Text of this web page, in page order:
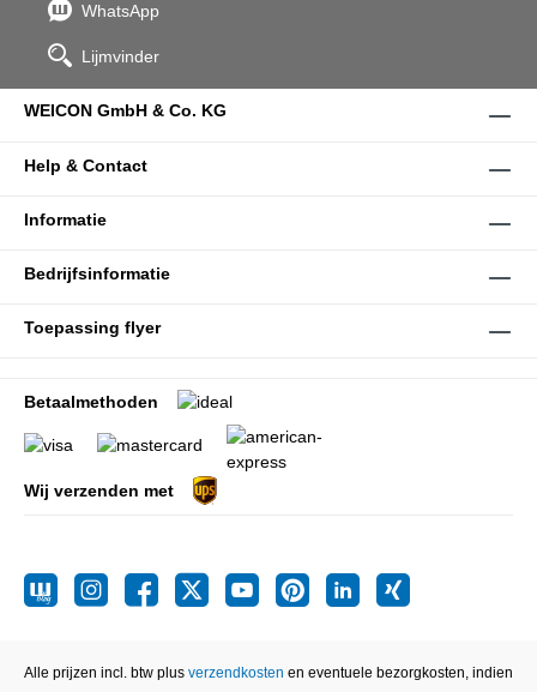
WhatsApp
Lijmvinder
WEICON GmbH & Co. KG
Help & Contact
Informatie
Bedrijfsinformatie
Toepassing flyer
Betaalmethoden
Wij verzenden met
Alle prijzen incl. btw plus verzendkosten en eventuele bezorgkosten, indien